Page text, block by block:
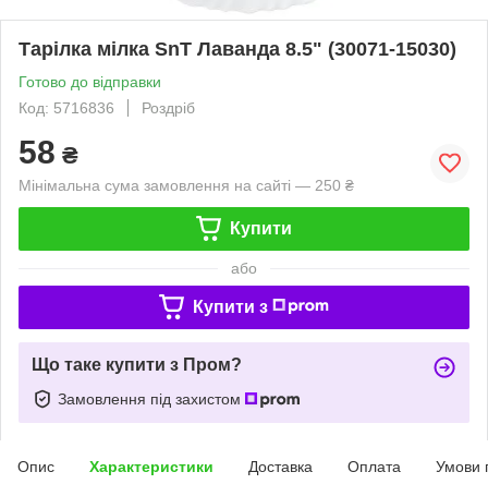
Тарілка мілка SnT Лаванда 8.5" (30071-15030)
Готово до відправки
Код: 5716836
Роздріб
58 ₴
Мінімальна сума замовлення на сайті — 250 ₴
Купити
або
Купити з
Що таке купити з Пром?
Замовлення під захистом
Опис Характеристики Доставка Оплата Умови